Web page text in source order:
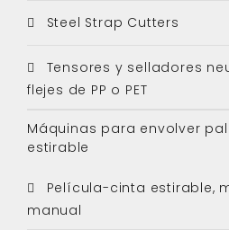
Steel Strap Cutters
Tensores y selladores
flejes de PP o PET
Máquinas para envolver
estirable
Película-cinta estirable,
manual